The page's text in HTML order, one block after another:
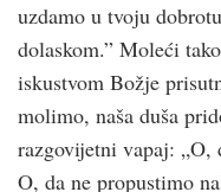
uzdamo u tvoju
dolaskom.” Moleći
iskustvom Božje
molimo, naša duša
razgovijetni vapaj: „O,
O, da ne propustimo